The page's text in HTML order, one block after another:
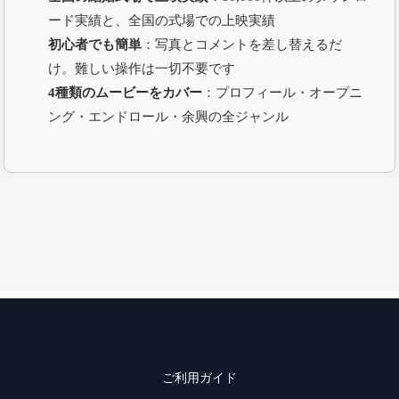
ード実績と、全国の式場での上映実績
初心者でも簡単 ：写真とコメントを差し替えるだ
け。難しい操作は一切不要です
4種類のムービーをカバー ：プロフィール・オープニ
ング・エンドロール・余興の全ジャンル
ご利用ガイド